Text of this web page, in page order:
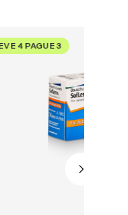
4 PAGUE 3